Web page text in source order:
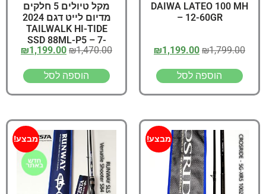
DAIWA LATEO 100 MH
– 12-60GR
₪1,799.00
₪1,199.00
הוספה לסל
מקל טיולים 5 חלקים
מדיום לייט דגם 2024
TAILWALK HI-TIDE
SSD 88ML-P5 – 7-
35GR
₪1,470.00
₪1,199.00
הוספה לסל
מבצע! מבצע!